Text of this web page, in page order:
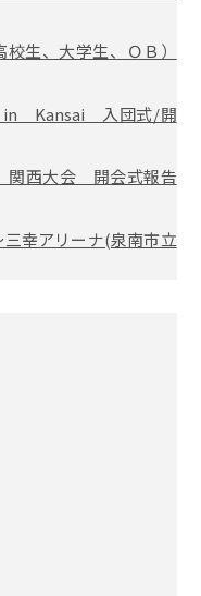
生、大学生、ＯＢ）
Kansai 入団式/開
西大会 開会式報告
幸アリーナ(泉南市立